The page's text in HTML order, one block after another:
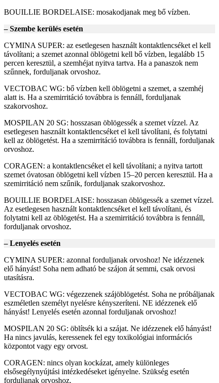
BOUILLIE BORDELAISE: mosakodjanak meg bő vízben.
– Szembe kerülés esetén
CYMINA SUPER: az esetlegesen használt kontaktlencséket el kell
távolítani; a szemet azonnal öblögetni kell bő vízben, legalább 15
percen keresztül, a szemhéjat nyitva tartva. Ha a panaszok nem
szűnnek, forduljanak orvoshoz.
VECTOBAC WG: bő vízben kell öblögetni a szemet, a szemhéj
alatt is. Ha a szemirritáció továbbra is fennáll, forduljanak
szakorvoshoz.
MOSPILAN 20 SG: hosszasan öblögessék a szemet vízzel. Az
esetlegesen használt kontaktlencséket el kell távolítani, és folytatni
kell az öblögetést. Ha a szemirritáció továbbra is fennáll, forduljanak
orvoshoz.
CORAGEN: a kontaktlencséket el kell távolítani; a nyitva tartott
szemet óvatosan öblögetni kell vízben 15–20 percen keresztül. Ha a
szemirritáció nem szűnik, forduljanak szakorvoshoz.
BOUILLIE BORDELAISE: hosszasan öblögessék a szemet vízzel.
Az esetlegesen használt kontaktlencséket el kell távolítani, és
folytatni kell az öblögetést. Ha a szemirritáció továbbra is fennáll,
forduljanak orvoshoz.
– Lenyelés esetén
CYMINA SUPER: azonnal forduljanak orvoshoz! Ne idézzenek
elő hányást! Soha nem adható be szájon át semmi, csak orvosi
utasításra.
VECTOBAC WG: végezzenek szájöblögetést. Soha ne próbáljanak
eszméletlen személyt nyelésre kényszeríteni. NE idézzenek elő
hányást! Lenyelés esetén azonnal forduljanak orvoshoz!
MOSPILAN 20 SG: öblítsék ki a szájat. Ne idézzenek elő hányást!
Ha nincs javulás, keressenek fel egy toxikológiai információs
központot vagy egy orvost.
CORAGEN: nincs olyan kockázat, amely különleges
elsősegélynyújtási intézkedéseket igényelne. Szükség esetén
forduljanak orvoshoz.